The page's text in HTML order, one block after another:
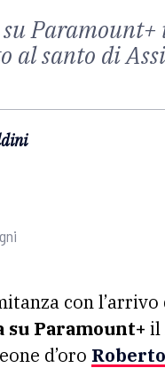
Paramount+
al santo di
con
su Paramount+ il
d’oro